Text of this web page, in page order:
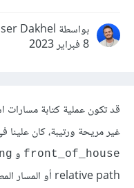
بواسطة Naser Dakhel
8 فبراير 2023
قد تكون عملية كتابة مسارات
غير مريحة ورتيبة، كان علينا في الشيفرة
front_of_house و
relative path أو المسار المطلق absolute path إلى الدالة